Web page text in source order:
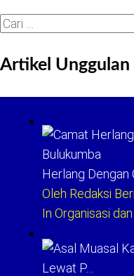
Cari
Artikel Unggulan
Herlang Dengan
Oleh Redaksi
In Organisasi
Lewat P…